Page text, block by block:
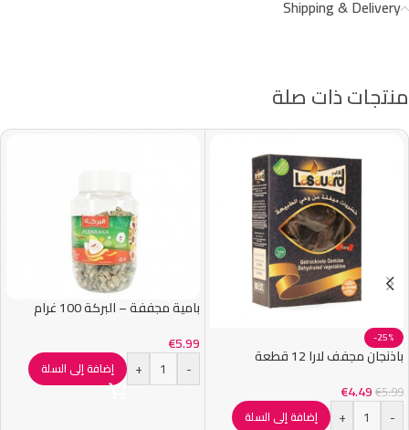
Shipping & Delivery
منتجات ذات صلة
-25%
باذنجان مجفف لارا 12 قطعة
€5.99
€4.49
-
+ إضافة إلى السلة
بامية مجففة – البركة 100 غرام
€5.99
-
+ إضافة إلى السلة